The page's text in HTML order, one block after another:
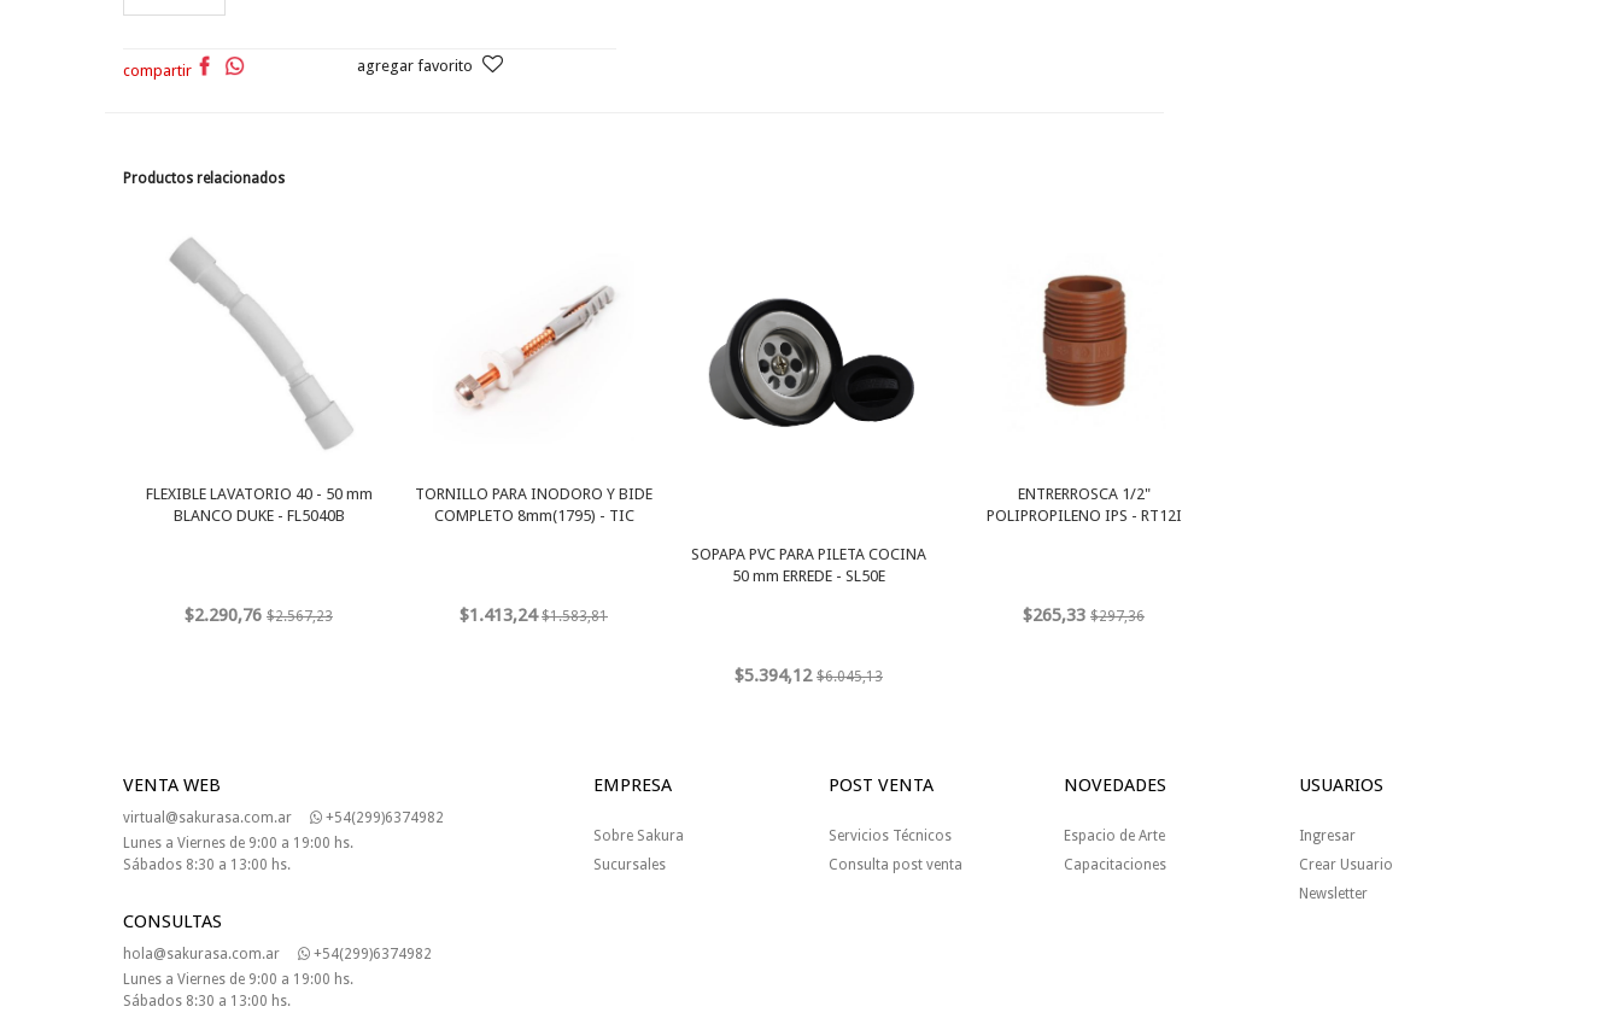
compartir agregar favorito
Productos relacionados
FLEXIBLE LAVATORIO 40 - 50 mm
BLANCO DUKE - FL5040B
$2.290,76 $2.567,23
TORNILLO PARA INODORO Y BIDE
COMPLETO 8mm(1795) - TIC
$1.413,24 $1.583,81
SOPAPA PVC PARA PILETA COCINA
50 mm ERREDE - SL50E
$5.394,12 $6.045,13
ENTRERROSCA 1/2"
POLIPROPILENO IPS - RT12I
$265,33 $297,36
VENTA WEB
virtual@sakurasa.com.ar
+54(299)6374982
Lunes a Viernes de 9:00 a 19:00 hs.
Sábados 8:30 a 13:00 hs.
CONSULTAS
hola@sakurasa.com.ar
+54(299)6374982
Lunes a Viernes de 9:00 a 19:00 hs.
Sábados 8:30 a 13:00 hs.
EMPRESA
Sobre Sakura
Sucursales
POST VENTA
Servicios Técnicos
Consulta post venta
NOVEDADES
Espacio de Arte
Capacitaciones
USUARIOS
Ingresar
Crear Usuario
Newsletter